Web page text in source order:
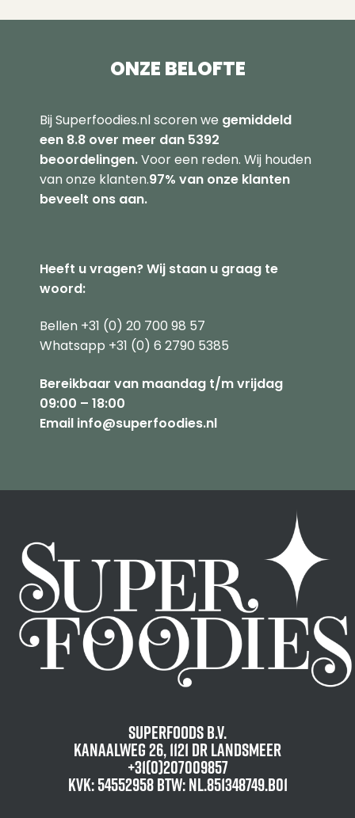
ONZE BELOFTE
Bij Superfoodies.nl scoren we gemiddeld
een 8.8 over meer dan 5392
beoordelingen.Voor een reden. Wij houden
van onze klanten.97% van onze klanten
beveelt ons aan.
Heeft u vragen? Wij staan u graag te
woord:
Bellen +31 (0) 20 700 98 57
Whatsapp +31 (0) 6 2790 5385
Bereikbaar van maandag t/m vrijdag
09:00 – 18:00
Email info@superfoodies.nl
Superfoods B.V.
Kanaalweg 26, 1121 DR Landsmeer
+31(0)207009857
KvK: 54552958 BTW: NL.851348749.B01